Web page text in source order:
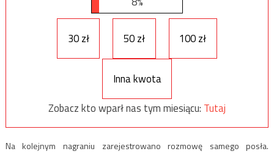
30 zł 50 zł 100 zł
Inna kwota
Zobacz kto wparł nas tym miesiącu: Tutaj
Na kolejnym nagraniu zarejestrowano rozmowę samego posła.